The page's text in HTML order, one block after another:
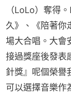
（LoLo）奪得
久》、《陪著你
場大合唱。大會
接過獎座後發表
針獎』呢個榮譽
可以選擇音樂作